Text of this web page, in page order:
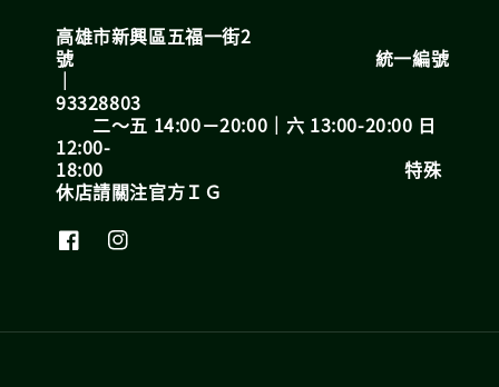
高雄市新興區五福一街2
號 統一編號
｜
93328803
二～五 14:00－20:00｜六 13:00-20:00 日
12:00-
18:00 特殊
休店請關注官方ＩＧ